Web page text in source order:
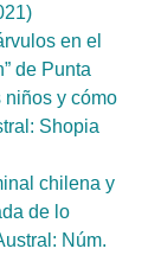
en el
de Punta
y cómo
Shopia
chilena y
de lo
Núm.